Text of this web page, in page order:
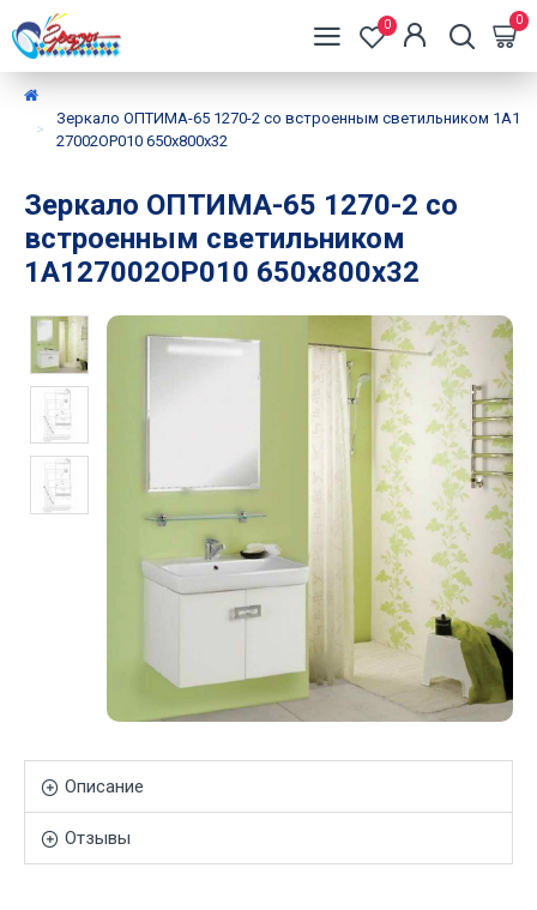
0 0
Зеркало ОПТИМА-65 1270-2 со встроенным светильником 1A1
27002OP010 650x800x32
Зеркало ОПТИМА-65 1270-2 со
встроенным светильником
1A127002OP010 650x800x32
Описание
Отзывы